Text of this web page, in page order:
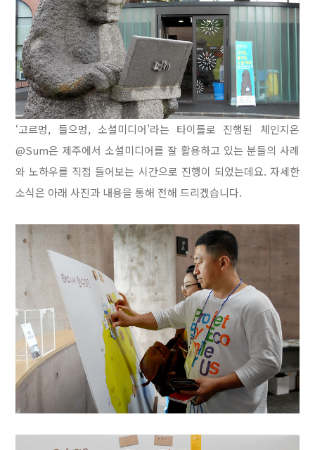
‘고르멍, 들으멍, 소셜미디어’라는 타이틀로 진행된 체인지온
@Sum은 제주에서 소셜미디어를 잘 활용하고 있는 분들의 사례
와 노하우를 직접 들어보는 시간으로 진행이 되었는데요. 자세한
소식은 아래 사진과 내용을 통해 전해 드리겠습니다.